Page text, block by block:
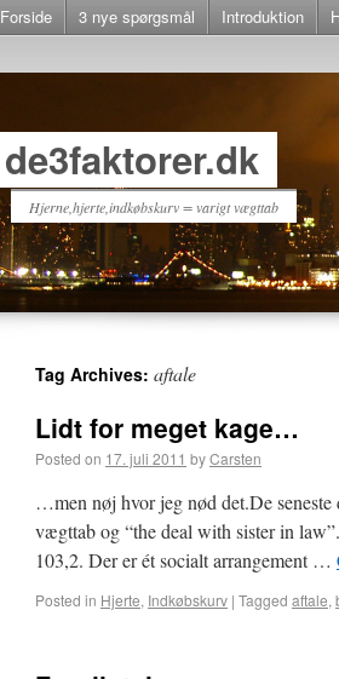
Forside 3 nye spørgsmål Introduktion
de3faktorer.dk
Hjerne,hjerte,indkøbskurv = varigt vægttab
Tag Archives: aftale
Lidt for meget kage…
Posted on 17. juli 2011 byCarsten
…men nøj hvor jeg nød det.De
vægttab og “the deal with sister in
103,2. Der er ét socialt arrangement …
Posted in Hjerte, Indkøbskurv | Tagged aftale,